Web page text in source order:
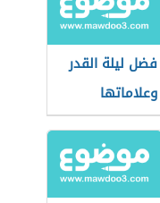
فضل ليلة القدر
وعلاماتها